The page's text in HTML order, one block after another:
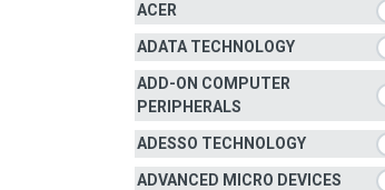
ACER
ADATA TECHNOLOGY
ADD-ON COMPUTER
PERIPHERALS
ADESSO TECHNOLOGY
ADVANCED MICRO DEVICES